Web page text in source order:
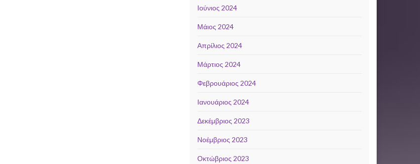
Ιούνιος 2024
Μάιος 2024
Απρίλιος 2024
Μάρτιος 2024
Φεβρουάριος 2024
Ιανουάριος 2024
Δεκέμβριος 2023
Νοέμβριος 2023
Οκτώβριος 2023